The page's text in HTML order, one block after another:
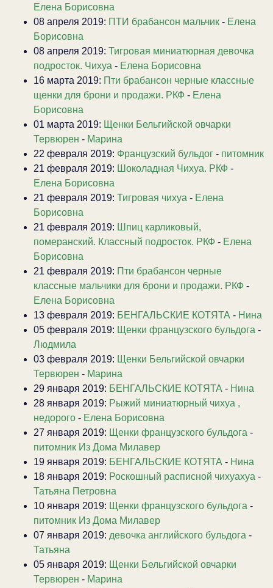
Елена Борисовна
08 апреля 2019: ПТИ брабансон мальчик - Елена
Борисовна
08 апреля 2019: Тигровая миниатюрная девочка
подросток. Чихуа - Елена Борисовна
16 марта 2019: Пти брабансон черные классные
щенки для брони и продажи. РКФ - Елена
Борисовна
01 марта 2019: Щенки Бельгийской овчарки
Тервюрен - Марина
22 февраля 2019: Французский бульдог - питомник
21 февраля 2019: Шоколадная Чихуа. РКФ -
Елена Борисовна
21 февраля 2019: Тигровая чихуа - Елена
Борисовна
21 февраля 2019: Шпиц карликовый,
померанский. Классный подросток. РКФ - Елена
Борисовна
21 февраля 2019: Пти брабансон черные
классные мальчики для брони и продажи. РКФ -
Елена Борисовна
13 февраля 2019: БЕНГАЛЬСКИЕ КОТЯТА - Нина
05 февраля 2019: Щенки французского бульдога -
Людмила
03 февраля 2019: Щенки Бельгийской овчарки
Тервюрен - Марина
29 января 2019: БЕНГАЛЬСКИЕ КОТЯТА - Нина
28 января 2019: Рыжий миниатюрный чихуа ,
недорого - Елена Борисовна
27 января 2019: Щенки французского бульдога -
питомник Из Дома Милавер
19 января 2019: БЕНГАЛЬСКИЕ КОТЯТА - Нина
18 января 2019: Роскошный расписной чихуахуа -
Татьяна Петровна
10 января 2019: Щенки французского бульдога -
питомник Из Дома Милавер
07 января 2019: девочка английского бульдога -
Татьяна
05 января 2019: Щенки Бельгийской овчарки
Тервюрен - Марина